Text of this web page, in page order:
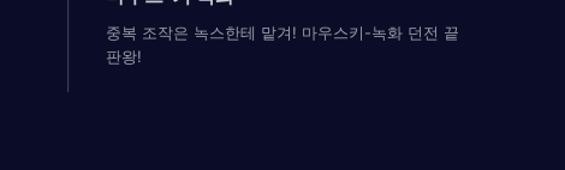
중복 조작은 녹스한테 맡겨! 마우스키-녹화 던전 끝
판왕!